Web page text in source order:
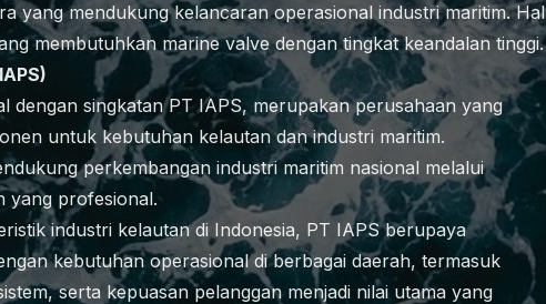
yang mendukung kelancaran operasional industri maritim. Hal
membutuhkan marine valve dengan tingkat keandalan tinggi.
dengan singkatan PT IAPS, merupakan perusahaan yang
untuk kebutuhan kelautan dan industri maritim.
perkembangan industri maritim nasional melalui
yang profesional.
industri kelautan di Indonesia, PT IAPS berupaya
kebutuhan operasional di berbagai daerah, termasuk
serta kepuasan pelanggan menjadi nilai utama yang